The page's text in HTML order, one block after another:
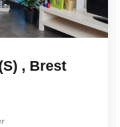
, Brest